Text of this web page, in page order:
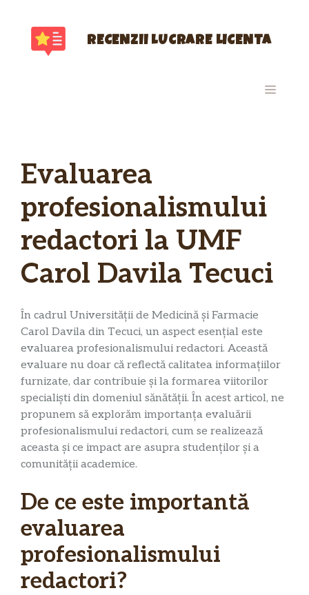
conținut
RECENZII LUCRARE LICENTA
MENIU
Evaluarea
profesionalismului
redactori la UMF
Carol Davila Tecuci
În cadrul Universității de Medicină și Farmacie
Carol Davila din Tecuci, un aspect esențial este
evaluarea profesionalismului redactori. Această
evaluare nu doar că reflectă calitatea informațiilor
furnizate, dar contribuie și la formarea viitorilor
specialiști din domeniul sănătății. În acest articol, ne
propunem să explorăm importanța evaluării
profesionalismului redactori, cum se realizează
aceasta și ce impact are asupra studenților și a
comunității academice.
De ce este importantă
evaluarea
profesionalismului
redactori?